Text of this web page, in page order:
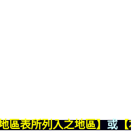
區表所列入之地區】 或 【